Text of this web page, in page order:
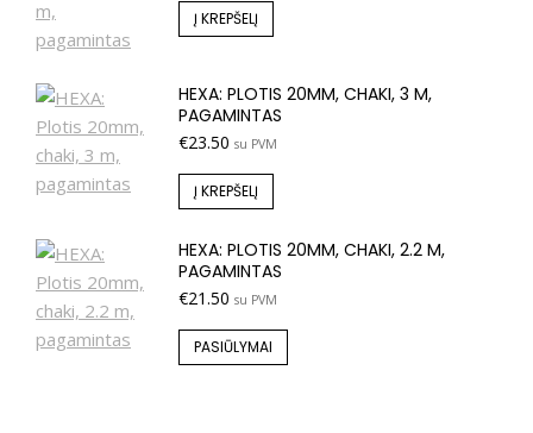
Į KREPŠELĮ
HEXA: PLOTIS 20MM, CHAKI, 3 M,
PAGAMINTAS
€23.50 su PVM
Į KREPŠELĮ
HEXA: PLOTIS 20MM, CHAKI, 2.2 M,
PAGAMINTAS
€21.50 su PVM
PASIŪLYMAI